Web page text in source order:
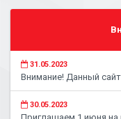
31.05.2023
Внимание! Данный
30.05.2023